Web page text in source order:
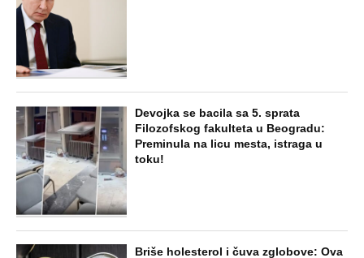
Devojka se bacila sa 5. sprata
Filozofskog fakulteta u Beogradu:
Preminula na licu mesta, istraga u
toku!
Briše holesterol i čuva zglobove: Ova